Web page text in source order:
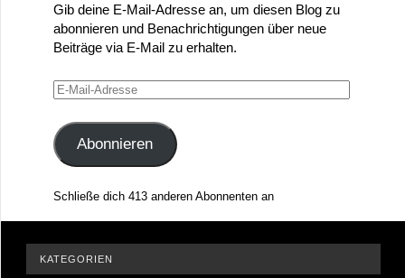
Gib deine E-Mail-Adresse an, um diesen Blog zu
abonnieren und Benachrichtigungen über neue
Beiträge via E-Mail zu erhalten.
E-
Adresse
Abonnieren
Schließe dich 413 anderen Abonnenten an
KATEGORIEN